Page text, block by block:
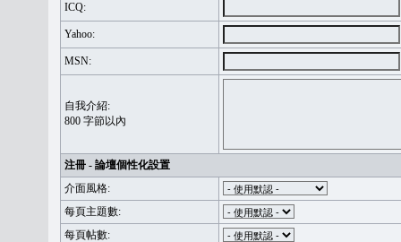
ICQ:
Yahoo:
MSN:
自我介紹:
800 字節以內
注冊 - 論壇個性化設置
介面風格:
每頁主題數:
每頁帖數: